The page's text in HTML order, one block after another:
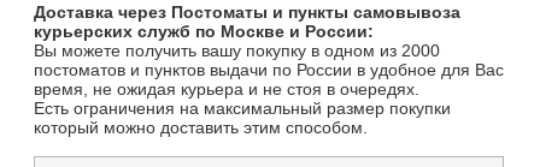
Доставка через Постоматы и пункты самовывоза
курьерских служб по Москве и России:
Вы можете получить вашу покупку в одном из 2000
постоматов и пунктов выдачи по России в удобное для Вас
время, не ожидая курьера и не стоя в очередях.
Есть ограничения на максимальный размер покупки
который можно доставить этим способом.